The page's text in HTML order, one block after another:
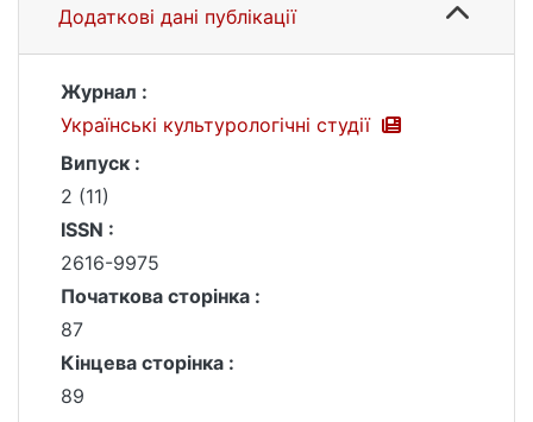
Додаткові дані публікації
Журнал :
Українські культурологічні студії
Випуск :
2 (11)
ISSN :
2616-9975
Початкова сторінка :
87
Кінцева сторінка :
89